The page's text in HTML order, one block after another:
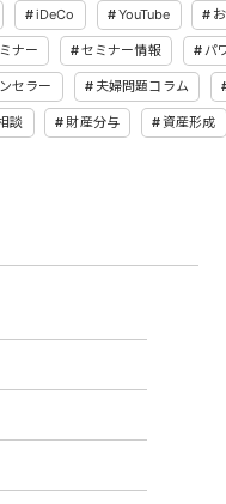
iDeCo YouTube
ナー セミナー情報 パ
セラー 夫婦問題コラム
談 財産分与 資産形成